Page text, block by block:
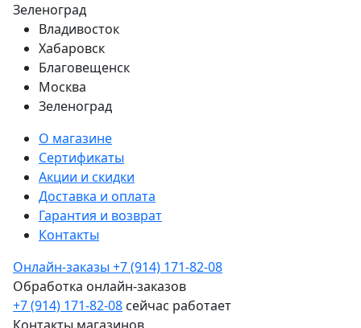
Зеленоград
Владивосток
Хабаровск
Благовещенск
Москва
Зеленоград
О магазине
Сертификаты
Акции и скидки
Доставка и оплата
Гарантия и возврат
Контакты
Онлайн-заказы +7 (914) 171-82-08
Обработка онлайн-заказов
+7 (914) 171-82-08 сейчас работает